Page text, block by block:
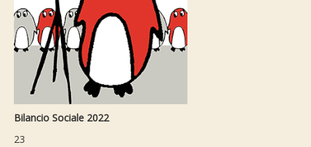
Bilancio Sociale 2022
23